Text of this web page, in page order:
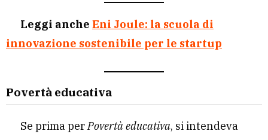
Leggi anche Eni Joule: la scuola di
innovazione sostenibile per le startup
Povertà educativa
Se prima perPovertà educativa, si intendeva